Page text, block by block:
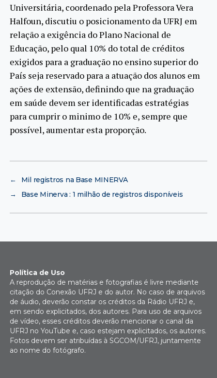
Universitária, coordenado pela Professora Vera
Halfoun, discutiu o posicionamento da UFRJ em
relação a exigência do Plano Nacional de
Educação, pelo qual 10% do total de créditos
exigidos para a graduação no ensino superior do
País seja reservado para a atuação dos alunos em
ações de extensão, definindo que na graduação
em saúde devem ser identificadas estratégias
para cumprir o minimo de 10% e, sempre que
possível, aumentar esta proporção.
←
Mil registros na Base MINERVA
→
Base Minerva : 1 milhão de registros disponíveis
Política de Uso
A reprodução de matérias e fotografias é livre mediante
citação do Conexão UFRJ e do autor. No caso de arquivos
de áudio, deverão constar os créditos da Rádio UFRJ e,
em sendo explicitados, dos autores. Para uso de arquivos
de vídeo, esses créditos deverão mencionar o canal da
UFRJ no YouTube e, caso estejam explicitados, os autores.
Fotos devem ser atribuídas à SGCOM/UFRJ, juntamente
ao nome do fotógrafo.